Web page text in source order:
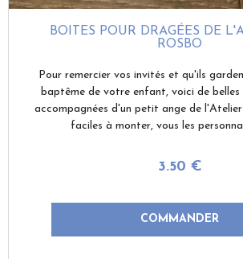
BOITES POUR DRAGÉES DE
ROSBO
3.50 €
Pour remercier vos invités et qu'ils
baptême de votre enfant, voici de belles
accompagnées d'un petit ange de
faciles à monter, vous les